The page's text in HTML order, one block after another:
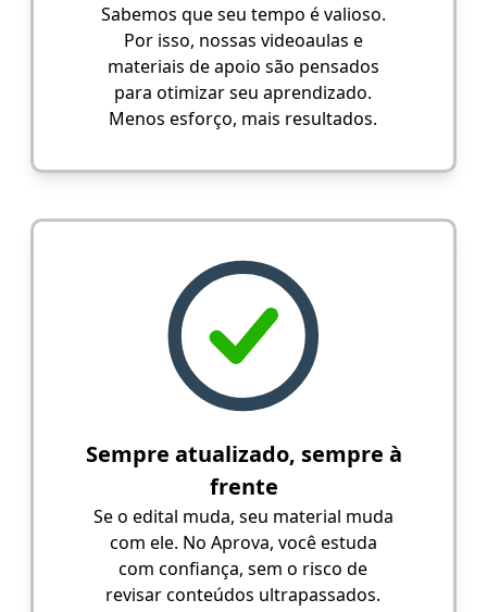
Sabemos que seu tempo é valioso.
Por isso, nossas videoaulas e
materiais de apoio são pensados
para otimizar seu aprendizado.
Menos esforço, mais resultados.
Sempre atualizado, sempre à
frente
Se o edital muda, seu material muda
com ele. No Aprova, você estuda
com confiança, sem o risco de
revisar conteúdos ultrapassados.